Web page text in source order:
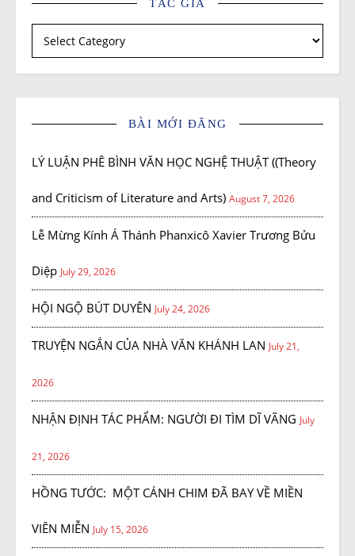
TÁC GIẢ
Tác giả
BÀI MỚI ĐĂNG
LÝ LUẬN PHÊ BÌNH VĂN HỌC NGHỆ THUẬT ((Theory
and Criticism of Literature and Arts) August 7, 2026
Lễ Mừng Kính Á Thánh Phanxicô Xavier Trương Bửu
Diệp July 29, 2026
HỘI NGỘ BÚT DUYÊN July 24, 2026
TRUYỆN NGẮN CỦA NHÀ VĂN KHÁNH LAN July 21,
2026
NHẬN ĐỊNH TÁC PHẨM: NGƯỜI ĐI TÌM DĨ VÃNG July
21, 2026
HỒNG TƯỚC: MỘT CÁNH CHIM ĐÃ BAY VỀ MIỀN
VIÊN MIỄN July 15, 2026